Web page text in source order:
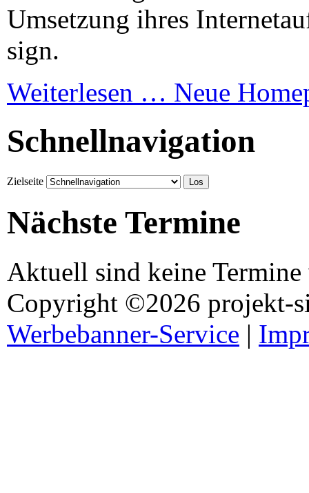
Umsetzung ihres
sign.
Weiterlesen … Neue
Schnellnavigation
Zielseite
Nächste Termine
Aktuell sind keine Termine
Copyright ©2026 projekt-
Werbebanner-Service |